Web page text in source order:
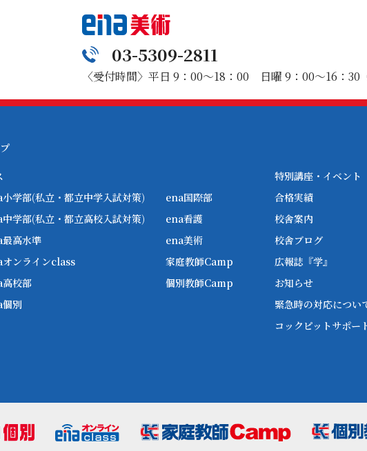
03-5309-2811
〈受付時間〉平日 9：00～18：00 日曜 9：00～16：30
学部(私立・都立中学入試対策)
学部(私立・都立高校入試対策)
高水準
ンラインclass
校部
別
ena国際部
ena看護
ena美術
家庭教師Camp
個別教師Camp
特別講座・イベント
合格実績
校舎案内
校舎ブログ
広報誌『学』
お知らせ
緊急時の対応につい
コックピットサポー